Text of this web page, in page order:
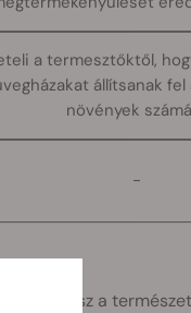
a termesztőktől,
állítsanak
növények
-
kannabisz a